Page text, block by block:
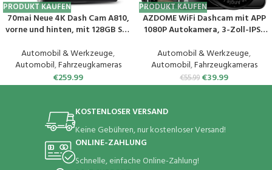
PRODUKT KAUFEN
70mai Neue 4K Dash Cam A810,
vorne und hinten, mit 128GB SD-
Owl Vision, Unterstützung bis zu
256GB, Smart Parking Guardian-
Modus, AI-Bewegungserkennung
Automobil & Werkzeuge,
Automobil,Fahrzeugkameras
€259.99
PRODUKT KAUFEN
AZDOME WiFi Dashcam mit APP
1080P Autokamera, 3-Zoll-IPS-
Nachtsicht, WDR, 150°
Weitwinkel, Loop-Aufnahme, G-
Sensor, Parkmodus(M17)
Automobil & Werkzeuge,
Automobil,Fahrzeugkameras
€55.99 €39.99
KOSTENLOSER VERSAND
Keine Gebühren, nur kostenloser Versand!
ONLINE-ZAHLUNG
Schnelle, einfache Online-Zahlung!